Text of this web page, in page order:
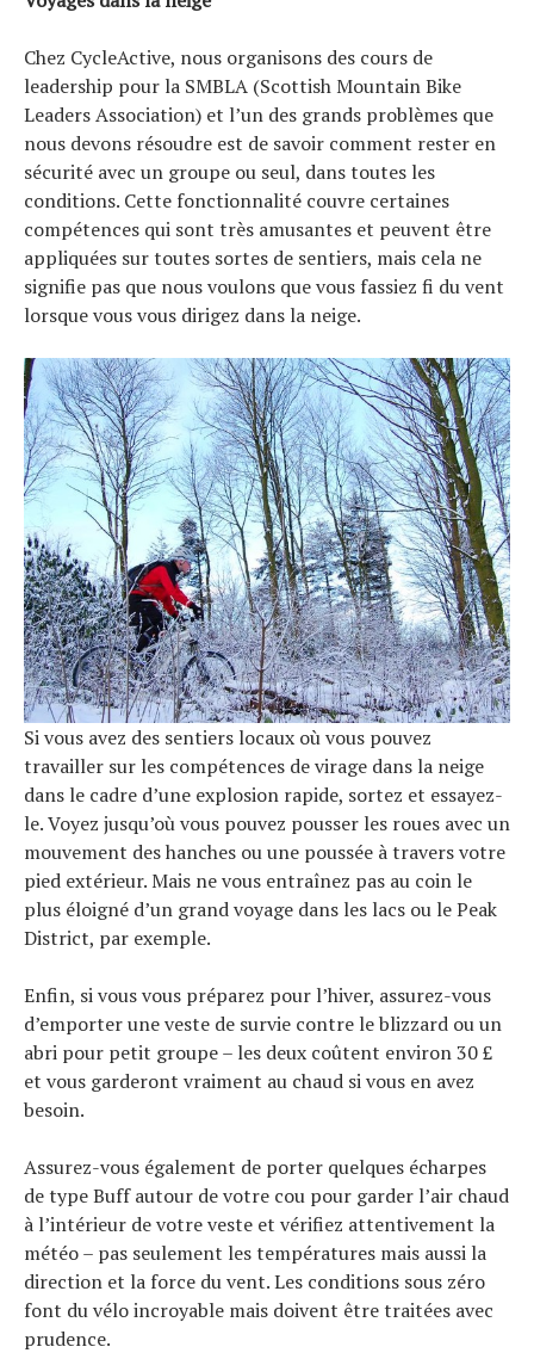
Chez CycleActive, nous organisons des cours de
leadership pour la SMBLA (Scottish Mountain Bike
Leaders Association) et l’un des grands problèmes que
nous devons résoudre est de savoir comment rester en
sécurité avec un groupe ou seul, dans toutes les
conditions. Cette fonctionnalité couvre certaines
compétences qui sont très amusantes et peuvent être
appliquées sur toutes sortes de sentiers, mais cela ne
signifie pas que nous voulons que vous fassiez fi du vent
lorsque vous vous dirigez dans la neige.
Si vous avez des sentiers locaux où vous pouvez
travailler sur les compétences de virage dans la neige
dans le cadre d’une explosion rapide, sortez et essayez-
le. Voyez jusqu’où vous pouvez pousser les roues avec un
mouvement des hanches ou une poussée à travers votre
pied extérieur. Mais ne vous entraînez pas au coin le
plus éloigné d’un grand voyage dans les lacs ou le Peak
District, par exemple.
Enfin, si vous vous préparez pour l’hiver, assurez-vous
d’emporter une veste de survie contre le blizzard ou un
abri pour petit groupe – les deux coûtent environ 30 £
et vous garderont vraiment au chaud si vous en avez
besoin.
Assurez-vous également de porter quelques écharpes
de type Buff autour de votre cou pour garder l’air chaud
à l’intérieur de votre veste et vérifiez attentivement la
météo – pas seulement les températures mais aussi la
direction et la force du vent. Les conditions sous zéro
font du vélo incroyable mais doivent être traitées avec
prudence.